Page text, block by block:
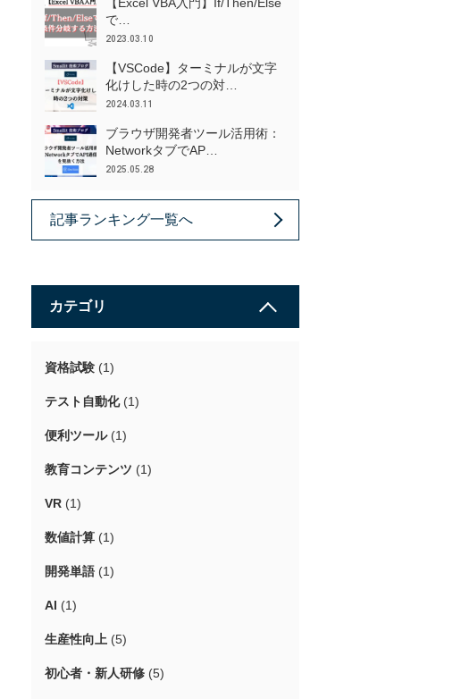
で…
2023.03.10
【VSCode】ターミナルが文字
化けした時の2つの対…
2024.03.11
ブラウザ開発者ツール活用術：
NetworkタブでAP…
2025.05.28
記事ランキング一覧へ
カテゴリ
資格試験 (1)
テスト自動化(1)
便利ツール(1)
教育コンテンツ (1)
VR (1)
数値計算 (1)
開発単語 (1)
AI (1)
生産性向上 (5)
初心者・新人研修 (5)